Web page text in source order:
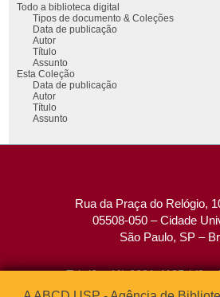
Todo a biblioteca digital
Tipos de documento & Coleções
Data de publicação
Autor
Título
Assunto
Esta Coleção
Data de publicação
Autor
Título
Assunto
Rua da Praça do Relógio,
05508-050 – Cidade
São Paulo, SP –
Tel: (0xx11) 3091-4195 /
Fax: (0xx11) 3091-